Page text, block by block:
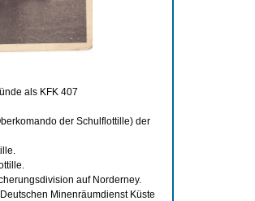
als KFK 407
der Schulflottille) der
auf Norderney.
Minenräumdienst Küste